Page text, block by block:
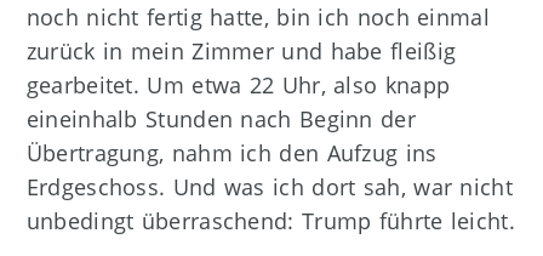
noch nicht fertig hatte, bin ich noch einmal
zurück in mein Zimmer und habe fleißig
gearbeitet. Um etwa 22 Uhr, also knapp
eineinhalb Stunden nach Beginn der
Übertragung, nahm ich den Aufzug ins
Erdgeschoss. Und was ich dort sah, war nicht
unbedingt überraschend: Trump führte leicht.